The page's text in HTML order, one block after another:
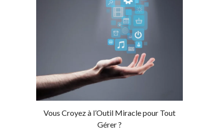
Vous Croyez à l’Outil Miracle pour Tout
Gérer ?